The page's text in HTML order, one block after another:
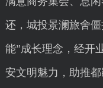
还，城投景澜旅舍
能”成长理念，经开
安文明魅力，助推都